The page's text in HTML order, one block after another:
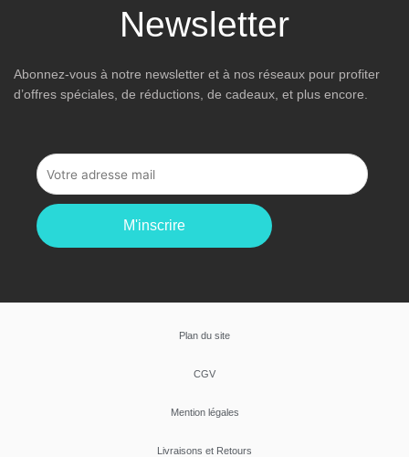
Newsletter
Abonnez-vous à notre newsletter et à nos réseaux pour profiter
d’offres spéciales, de réductions, de cadeaux, et plus encore.
M'inscrire
Plan du site
CGV
Mention légales
Livraisons et Retours